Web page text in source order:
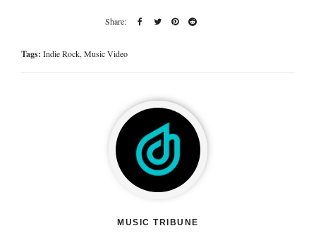
Tags: Indie Rock,Music Video
MUSIC TRIBUNE